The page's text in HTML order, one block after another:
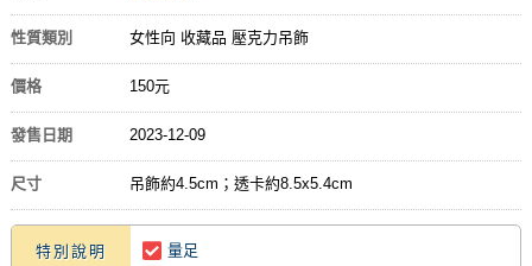
性質類別 女性向 收藏品 壓克力吊飾
價格 150元
發售日期 2023-12-09
尺寸 吊飾約4.5cm；透卡約8.5x5.4cm
特別說明 量足